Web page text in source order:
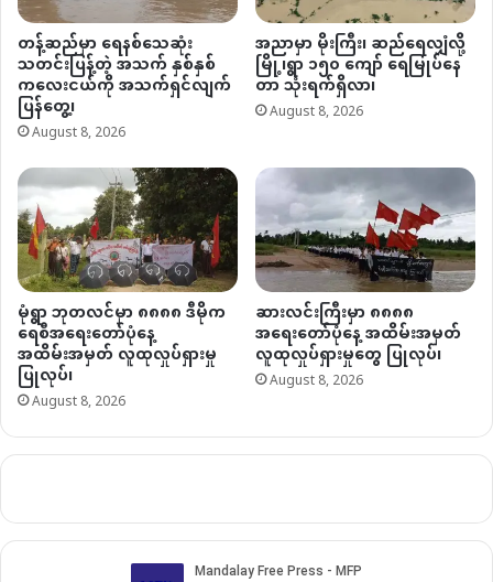
တန့်ဆည်မှာ ရေနစ်သေဆုံး
သတင်းပြန့်တဲ့ အသက် နှစ်နှစ်
ကလေးငယ်ကို အသက်ရှင်လျက်
ပြန်တွေ့၊
August 8, 2026
အညာမှာ မိုးကြီး၊ ဆည်ရေလျှံလို့
မြို့၊ရွာ ၁၅၀ ကျော် ရေမြုပ်နေ
တာ သုံးရက်ရှိလာ၊
August 8, 2026
မုံရွာ ဘုတလင်မှာ ၈၈၈၈ ဒီမိုက
ရေစီအရေးတော်ပုံနေ့
အထိမ်းအမှတ် လူထုလှုပ်ရှားမှု
ပြုလုပ်၊
August 8, 2026
ဆားလင်းကြီးမှာ ၈၈၈၈
အရေးတော်ပုံနေ့ အထိမ်းအမှတ်
လူထုလှုပ်ရှားမှုတွေ ပြုလုပ်၊
August 8, 2026